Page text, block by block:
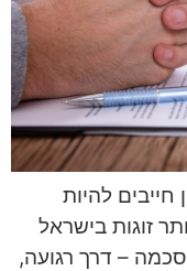
להיות
זוגות בישראל
– דרך רגועה,